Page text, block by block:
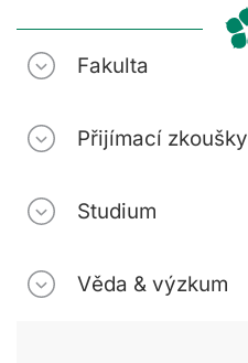
Fakulta
Přijímací zkoušky
Studium
Věda & výzkum